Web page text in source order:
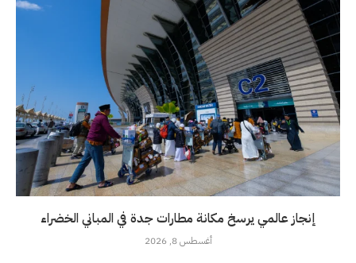
إنجاز عالمي يرسخ مكانة مطارات جدة في المباني الخضراء
أغسطس 8, 2026